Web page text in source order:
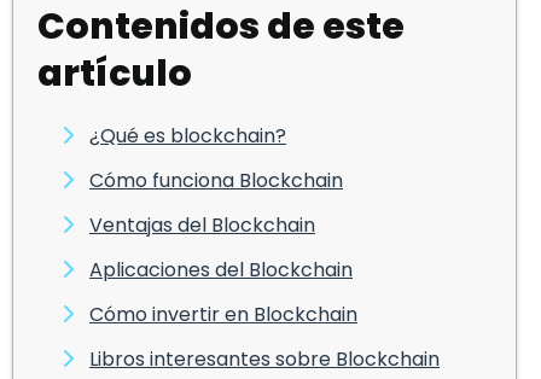
Contenidos de este
artículo
¿Qué es blockchain?
Cómo funciona Blockchain
Ventajas del Blockchain
Aplicaciones del Blockchain
Cómo invertir en Blockchain
Libros interesantes sobre Blockchain